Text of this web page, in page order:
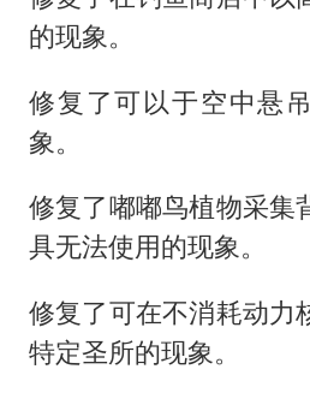
的现象。
修复了可以于空中悬
象。
修复了嘟嘟鸟植物采集
具无法使用的现象。
修复了可在不消耗动力
特定圣所的现象。